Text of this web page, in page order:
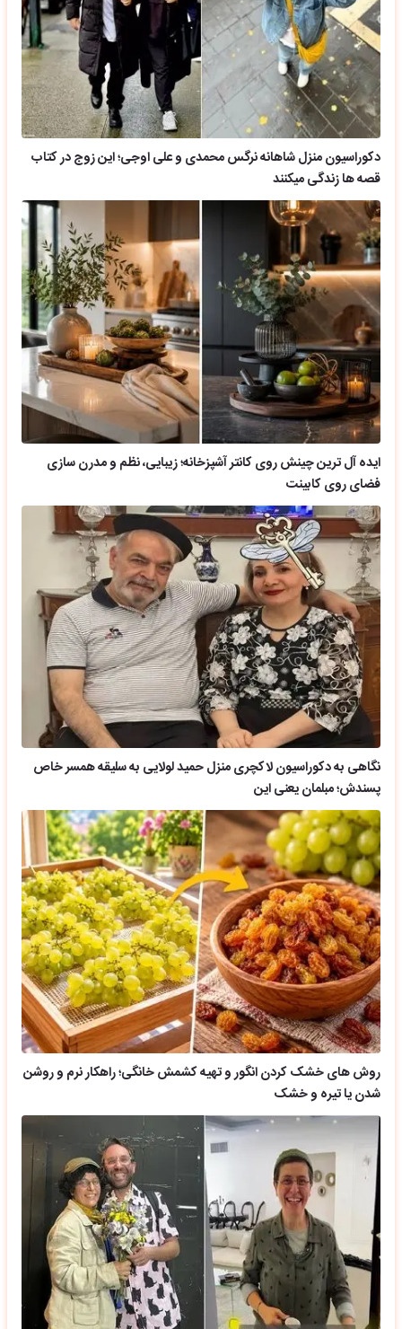
دکوراسیون منزل شاهانه نرگس محمدی و علی اوجی؛ این زوج در کتاب
قصه ها زندگی میکنند
ایده آل ترین چینش روی کانتر آشپزخانه؛ زیبایی، نظم و مدرن سازی
فضای روی کابینت
نگاهی به دکوراسیون لاکچری منزل حمید لولایی به سلیقه همسر خاص
پسندش؛ مبلمان یعنی این
روش های خشک کردن انگور و تهیه کشمش خانگی؛ راهکار نرم و روشن
شدن یا تیره و خشک